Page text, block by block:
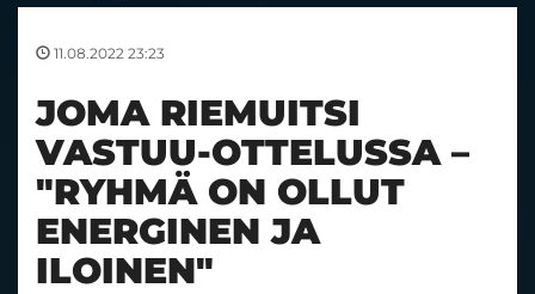
11.08.2022 23:23
JOMA RIEMUITSI
VASTUU-OTTELUSSA –
"RYHMÄ ON OLLUT
ENERGINEN JA
ILOINEN"